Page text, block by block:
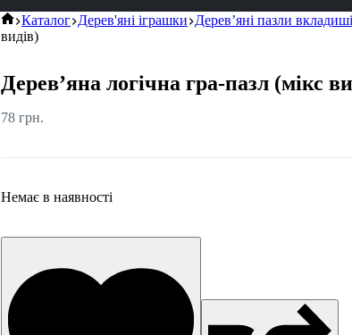
Каталог Дерев'яні іграшки Дерев’яні пазли вкладиші
видів)
Дерев’яна логічна гра-пазл (мікс
78 грн.
Немає в наявності